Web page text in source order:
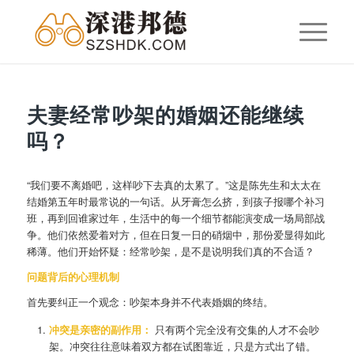
夫妻经常吵架的婚姻还能继续
吗？
“我们要不离婚吧，这样吵下去真的太累了。”这是陈先生和太太在
结婚第五年时最常说的一句话。从牙膏怎么挤，到孩子报哪个补习
班，再到回谁家过年，生活中的每一个细节都能演变成一场局部战
争。他们依然爱着对方，但在日复一日的硝烟中，那份爱显得如此
稀薄。他们开始怀疑：经常吵架，是不是说明我们真的不合适？
问题背后的心理机制
首先要纠正一个观念：吵架本身并不代表婚姻的终结。
冲突是亲密的副作用： 只有两个完全没有交集的人才不会吵
架。冲突往往意味着双方都在试图靠近，只是方式出了错。